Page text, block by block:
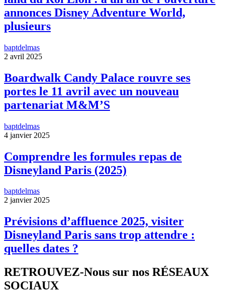
annonces Disney Adventure World,
plusieurs
baptdelmas
2 avril 2025
Boardwalk Candy Palace rouvre ses
portes le 11 avril avec un nouveau
partenariat M&M’S
baptdelmas
4 janvier 2025
Comprendre les formules repas de
Disneyland Paris (2025)
baptdelmas
2 janvier 2025
Prévisions d’affluence 2025, visiter
Disneyland Paris sans trop attendre :
quelles dates ?
RETROUVEZ-Nous sur nos RÉSEAUX
SOCIAUX